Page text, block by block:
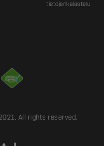
tietojenkalastelu
All rights reserved.